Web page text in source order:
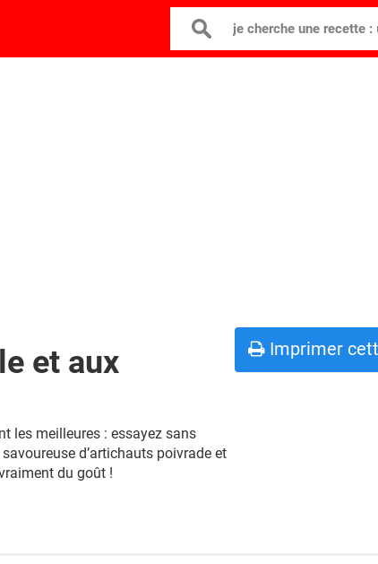
je cherche une recette :
et aux
les meilleures : essayez sans
d’artichauts poivrade et
du goût !
Imprimer